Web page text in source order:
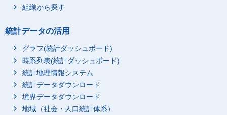
組織から探す
統計データの活用
グラフ(統計ダッシュボード)
時系列表(統計ダッシュボード)
統計地理情報システム
統計データダウンロード
境界データダウンロード
地域（社会・人口統計体系）